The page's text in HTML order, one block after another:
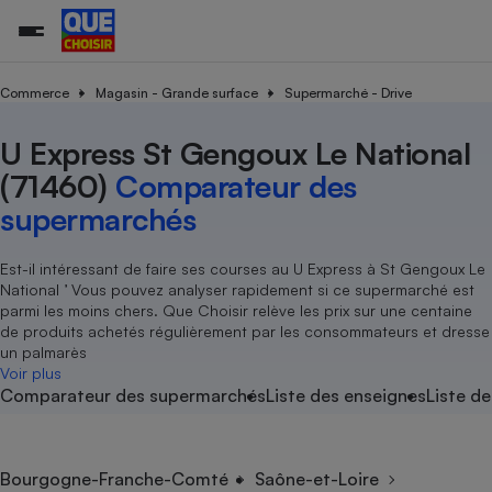
Commerce Magasin - Grande surface Supermarché - Drive
U Express St Gengoux Le National
(71460) Comparateur des
supermarchés
Est-il intéressant de faire ses courses au U Express à St Gengoux Le
National ’ Vous pouvez analyser rapidement si ce supermarché est
parmi les moins chers. Que Choisir relève les prix sur une centaine
de produits achetés régulièrement par les consommateurs et dresse
un palmarès
Voir plus
Comparateur des supermarchésListe des enseignesListe
Bourgogne-Franche-Comté
Saône-et-Loire
Additifs
Agriculture
Produit alimentaire
Achat - Vente - Location
Carburant
Magasin - Grande surface
Marketing - Fidélisation
Organismes de défense
Système judiciaire
Air
Eau
Achat - Vente - Travaux
Location
Sport
Vacances - Tourisme
électrique
Démarche administrative
Senior
Service marchand
Train
Transport aérien
Toutes les actualités
Enquêtes
Guides d'achat
Conseils
Brèves
Tous les services
Soumettre un litige
Lettres types
Rencontrer une association locale
Tous nos combats
Nos actions
Nos grandes victoires
Les billets de la présidente
Nos associations locales
Nous rejoindre
En savoir plus sur Que Choisir Ensemble
nous ?
L’association
Nos missions
Notre méthodologie
Notre financement
Nos partenaires
Nous rejoindre